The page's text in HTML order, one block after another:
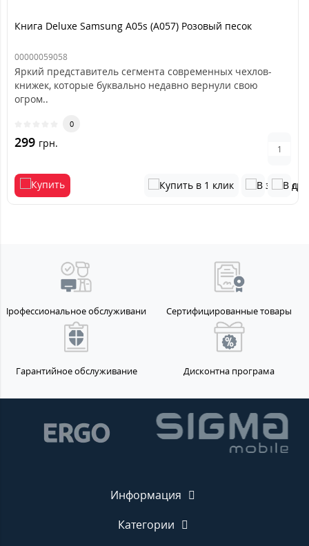
Книга Deluxe Samsung A05s (A057) Розовый песок
00000059058
Яркий представитель сегмента современных чехлов-
книжек, которые буквально недавно вернули свою
огром..
0
299 грн.
Профессиональное обслуживание Сертифицированные товары
Гарантийное обслуживание Дисконтна програма
Информация
Категории